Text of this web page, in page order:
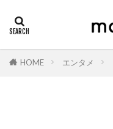
HOME エンタメ